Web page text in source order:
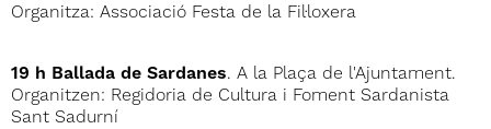
Organitza: Associació Festa de la Fil·loxera
19 h Ballada de Sardanes. A la Plaça de l'Ajuntament.
Organitzen: Regidoria de Cultura i Foment Sardanista
Sant Sadurní